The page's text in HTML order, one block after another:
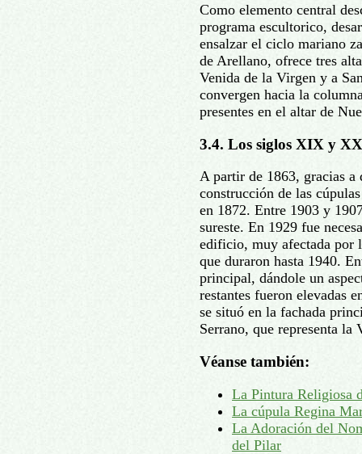
Como elemento central
programa escultorico,
ensalzar el ciclo mariano
de Arellano, ofrece tres
Venida de la Virgen y a
convergen hacia la
presentes en el altar de
3.4. Los siglos XIX y XX
A partir de 1863, gracias a
construcción de las
en 1872. Entre 1903 y
sureste. En 1929 fue
edificio, muy afectada por
que duraron hasta 1940.
principal, dándole un
restantes fueron elevadas
se situó en la fachada
Serrano, que representa
Véanse también:
La Pintura Religiosa
La cúpula Regina
La Adoración del
del Pilar